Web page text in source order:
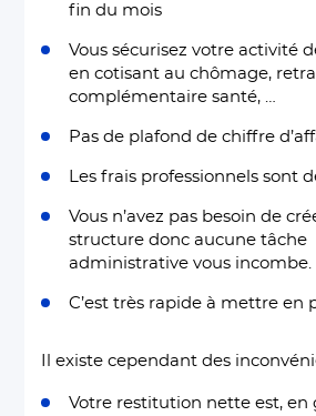
fin du mois
Vous sécurisez votre activité
en cotisant au chômage,
complémentaire santé, …
Pas de plafond de chiffre
Les frais professionnels sont
Vous n’avez pas besoin de
structure donc aucune tâche
administrative vous incombe.
C’est très rapide à mettre en
Il existe cependant des
Votre restitution nette est, en